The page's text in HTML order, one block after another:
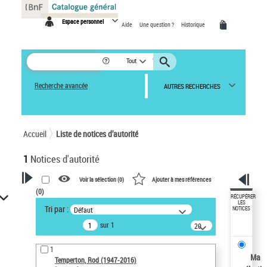
Espace personnel Aide Une question ? Historique
Tout
Recherche avancée AUTRES RECHERCHES
Accueil Liste de notices d’autorité
1 Notices d'autorité
VOTRE RECHERCHE
Recherche avancée dans les
notices d’autorité
Œuvres liées à l'auteur :
Temperton, Rod (1947-2016)
Voir la sélection (0) Ajouter à mes références
(0)
Tri par : Défaut
sur 1
20
résultats/page
1
Temperton, Rod (1947-2016)
RÉCUPÉRER
LES
NOTICES
Ma
Panneau de gestion des cookies